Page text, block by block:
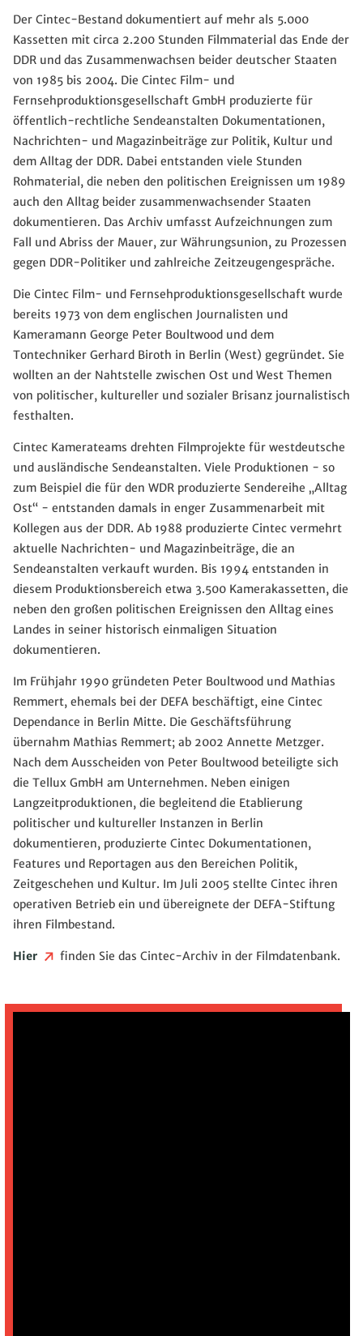
Der Cintec-Bestand dokumentiert auf mehr als 5.000
Kassetten mit circa 2.200 Stunden Filmmaterial das Ende der
DDR und das Zusammenwachsen beider deutscher Staaten
von 1985 bis 2004. Die Cintec Film- und
Fernsehproduktionsgesellschaft GmbH produzierte für
öffentlich-rechtliche Sendeanstalten Dokumentationen,
Nachrichten- und Magazinbeiträge zur Politik, Kultur und
dem Alltag der DDR. Dabei entstanden viele Stunden
Rohmaterial, die neben den politischen Ereignissen um 1989
auch den Alltag beider zusammenwachsender Staaten
dokumentieren. Das Archiv umfasst Aufzeichnungen zum
Fall und Abriss der Mauer, zur Währungsunion, zu Prozessen
gegen DDR-Politiker und zahlreiche Zeitzeugengespräche.
Die Cintec Film- und Fernsehproduktionsgesellschaft wurde
bereits 1973 von dem englischen Journalisten und
Kameramann George Peter Boultwood und dem
Tontechniker Gerhard Biroth in Berlin (West) gegründet. Sie
wollten an der Nahtstelle zwischen Ost und West Themen
von politischer, kultureller und sozialer Brisanz journalistisch
festhalten.
Cintec Kamerateams drehten Filmprojekte für westdeutsche
und ausländische Sendeanstalten. Viele Produktionen - so
zum Beispiel die für den WDR produzierte Sendereihe „Alltag
Ost“ - entstanden damals in enger Zusammenarbeit mit
Kollegen aus der DDR. Ab 1988 produzierte Cintec vermehrt
aktuelle Nachrichten- und Magazinbeiträge, die an
Sendeanstalten verkauft wurden. Bis 1994 entstanden in
diesem Produktionsbereich etwa 3.500 Kamerakassetten, die
neben den großen politischen Ereignissen den Alltag eines
Landes in seiner historisch einmaligen Situation
dokumentieren.
Im Frühjahr 1990 gründeten Peter Boultwood und Mathias
Remmert, ehemals bei der DEFA beschäftigt, eine Cintec
Dependance in Berlin Mitte. Die Geschäftsführung
übernahm Mathias Remmert; ab 2002 Annette Metzger.
Nach dem Ausscheiden von Peter Boultwood beteiligte sich
die Tellux GmbH am Unternehmen. Neben einigen
Langzeitproduktionen, die begleitend die Etablierung
politischer und kultureller Instanzen in Berlin
dokumentieren, produzierte Cintec Dokumentationen,
Features und Reportagen aus den Bereichen Politik,
Zeitgeschehen und Kultur. Im Juli 2005 stellte Cintec ihren
operativen Betrieb ein und übereignete der DEFA-Stiftung
ihren Filmbestand.
Hier finden Sie das Cintec-Archiv in der Filmdatenbank.